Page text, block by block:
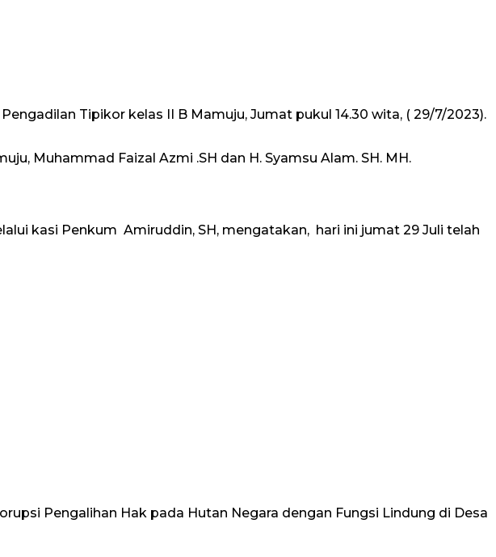
Tipikor kelas II B Mamuju, Jumat pukul 14.30 wita, ( 29/7/2023).
Muhammad Faizal Azmi .SH dan H. Syamsu Alam. SH. MH.
kasi Penkum Amiruddin, SH, mengatakan, hari ini jumat 29 Juli telah
Pengalihan Hak pada Hutan Negara dengan Fungsi Lindung di Desa